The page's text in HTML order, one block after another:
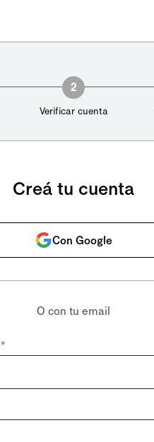
2
Verificar cuenta
Creá tu cuenta
Con Google
O con tu email
*